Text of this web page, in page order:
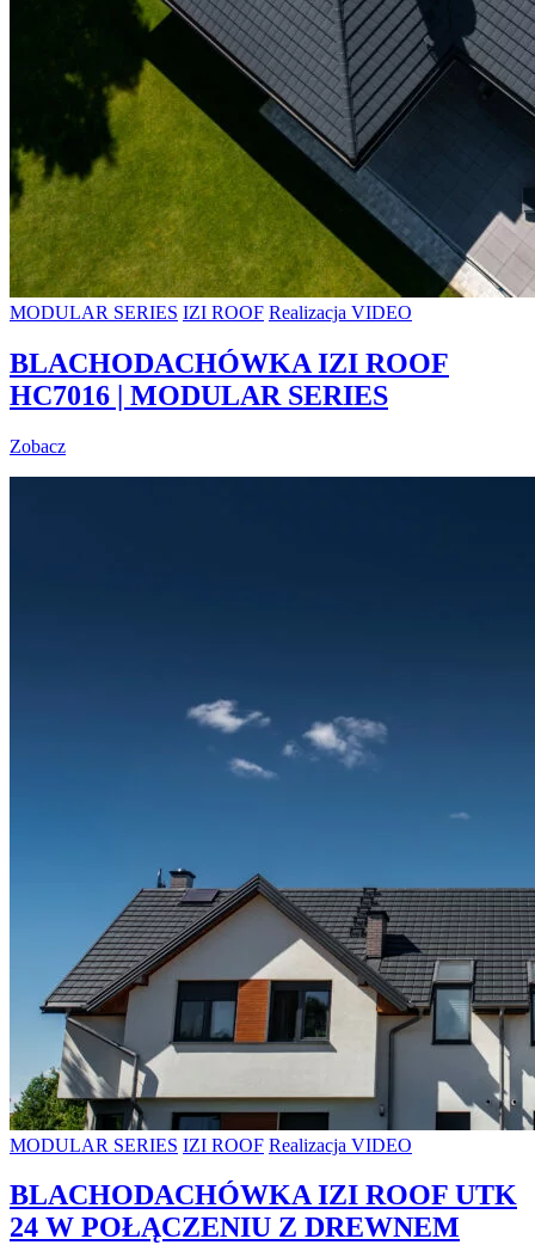
MODULAR SERIES IZI ROOF Realizacja VIDEO
BLACHODACHÓWKA IZI ROOF
HC7016 | MODULAR SERIES
Zobacz
MODULAR SERIES IZI ROOF Realizacja VIDEO
BLACHODACHÓWKA IZI ROOF UTK
24 W POŁĄCZENIU Z DREWNEM